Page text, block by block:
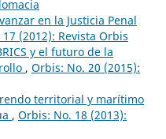
en la Justicia Penal
(2012): Revista Orbis
y el futuro de la
, Orbis: No. 20 (2015):
territorial y marítimo
, Orbis: No. 18 (2013):